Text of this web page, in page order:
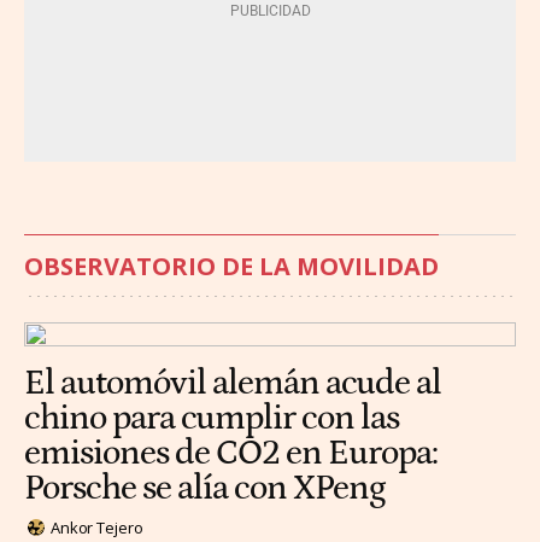
OBSERVATORIO DE LA MOVILIDAD
El automóvil alemán acude al
chino para cumplir con las
emisiones de CO2 en Europa:
Porsche se alía con XPeng
Ankor Tejero